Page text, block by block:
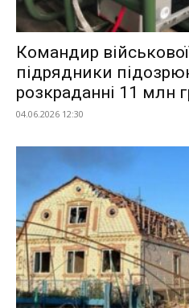
Командир
підрядники
розкраданні 11 млн
04.06.2026 12:30